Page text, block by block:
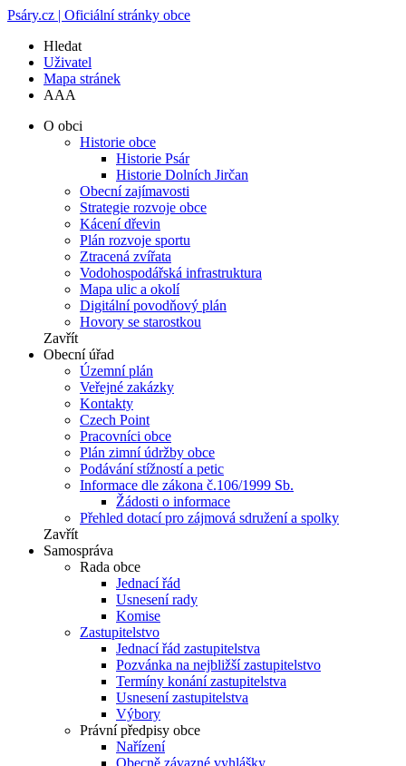
Psáry.cz | Oficiální stránky obce
Hledat
Uživatel
Mapa stránek
AAA
O obci
Historie obce
Historie Psár
Historie Dolních Jirčan
Obecní zajímavosti
Strategie rozvoje obce
Kácení dřevin
Plán rozvoje sportu
Ztracená zvířata
Vodohospodářská infrastruktura
Mapa ulic a okolí
Digitální povodňový plán
Hovory se starostkou
Zavřít
Obecní úřad
Územní plán
Veřejné zakázky
Kontakty
Czech Point
Pracovníci obce
Plán zimní údržby obce
Podávání stížností a petic
Informace dle zákona č.106/1999 Sb.
Žádosti o informace
Přehled dotací pro zájmová sdružení a spolky
Zavřít
Samospráva
Rada obce
Jednací řád
Usnesení rady
Komise
Zastupitelstvo
Jednací řád zastupitelstva
Pozvánka na nejbližší zastupitelstvo
Termíny konání zastupitelstva
Usnesení zastupitelstva
Výbory
Právní předpisy obce
Nařízení
Obecně závazné vyhlášky